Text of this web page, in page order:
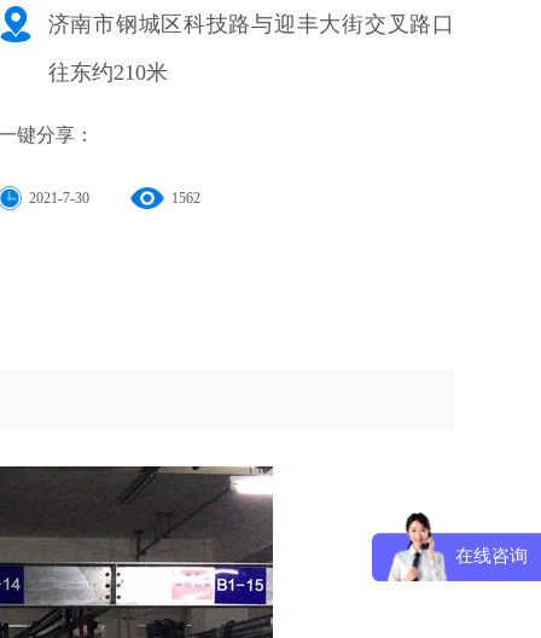
济南市钢城区科技路与迎丰大街交叉路口
往东约210米
键分享：
2021-7-30 1562
在线咨询